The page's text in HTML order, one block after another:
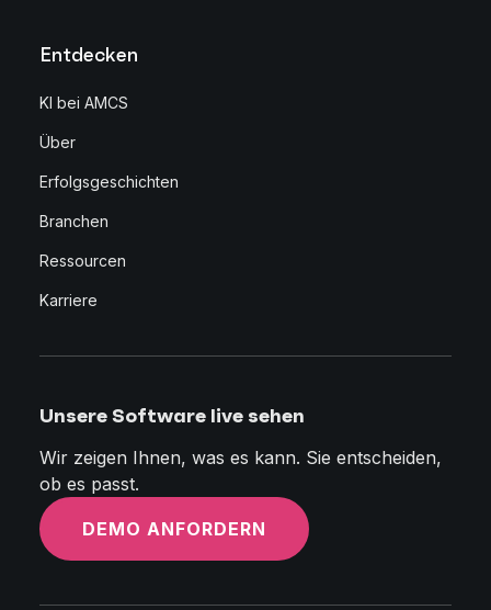
Entdecken
KI bei AMCS
Über
Erfolgsgeschichten
Branchen
Ressourcen
Karriere
Unsere Software live sehen
Wir zeigen Ihnen, was es kann. Sie entscheiden,
ob es passt.
DEMO ANFORDERN